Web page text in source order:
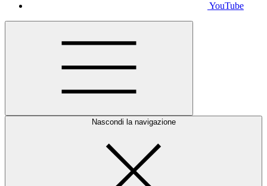
YouTube
Nascondi la navigazione